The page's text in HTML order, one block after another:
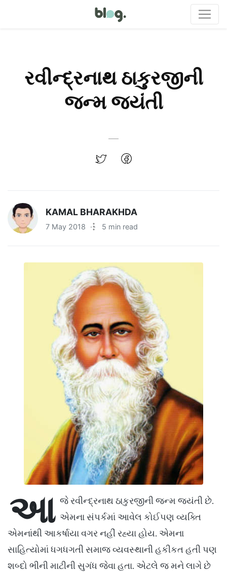
રવીન્દ્રનાથ ઠાકુરજીની
જન્મ જયંતી
KAMAL BHARAKHDA
7 May 2018 · 5 min read
આ જે રવીન્દ્રનાથ ઠાકુરજીની જન્મ જયંતી છે.
એમના સંપર્કમાં આવેલ કોઈપણ વ્યક્તિ
એમનાંથી આકર્ષાયા વગર નહીં રહ્યા હોય. એમના
સાહિત્યોમાં ધગધગતી સમાજ વ્યવસ્થાની હકીકત હતી પણ
શબ્દો ભીની માટીની સુગંધ જેવા હતા. એટલે જ મને લાગે છે